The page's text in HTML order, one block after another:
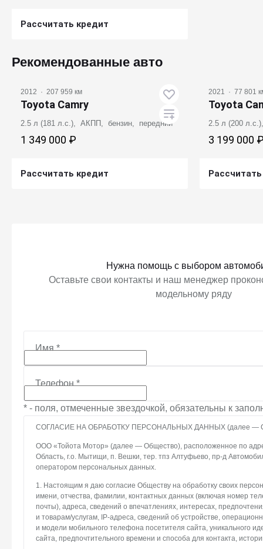
Рассчитать кредит
Рекомендованные авто
2012 · 207 959 км
Toyota Camry
2.5 л (181 л.с.), АКПП, бензин, передний
1 349 000 ₽
Рассчитать кредит
2021 · 77 801
Toyota
2.5 л (200
3 199 000
Нужна помощь с выбором
Оставьте свои контакты и наш менеджер
модельному ряду
Имя*
Телефон*
* - поля, отмеченные звездочкой, обязательны к
СОГЛАСИЕ НА ОБРАБОТКУ ПЕРСОНАЛЬНЫХ ДАННЫХ (далее —
ООО «Тойота Мотор» (далее — Общество), расположенное по
Область, г.о. Мытищи, п. Вешки, тер. тпз Алтуфьево, пр-д
оператором персональных данных.
1. Настоящим я даю согласие Обществу на обработку своих
имени, отчества, фамилии, контактных данных (включая номер
почты), адреса, сведений о впечатлениях, интересах,
и товарам/услугам, IP-адреса, сведений об устройстве,
и модели мобильного телефона посетителя сайта, уникального
сайта, предпочтительного времени и способа для контакта,